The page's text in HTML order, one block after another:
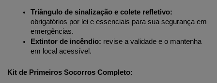
Triângulo de sinalização e colete refletivo:
obrigatórios por lei e essenciais para sua segurança em
emergências.
Extintor de incêndio: revise a validade e o mantenha
em local acessível.
Kit de Primeiros Socorros Completo: